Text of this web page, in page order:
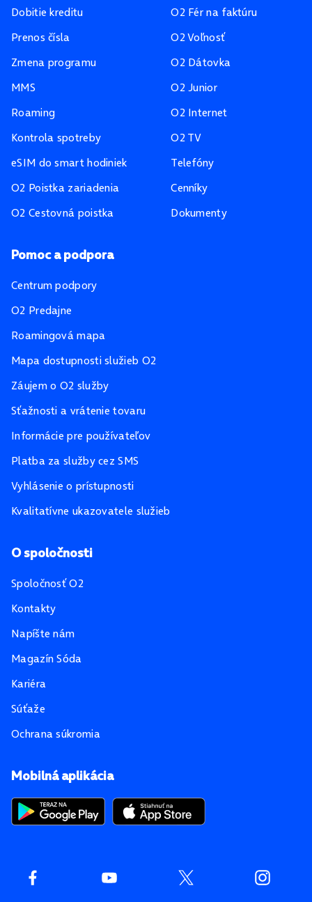
Mobilná aplikácia
Dobitie kreditu
Prenos čísla
Zmena programu
MMS
Roaming
Kontrola spotreby
eSIM do smart hodiniek
O2 Poistka zariadenia
O2 Cestovná poistka
O2 Fér na faktúru
O2 Voľnosť
O2 Dátovka
O2 Junior
O2 Internet
O2 TV
Telefóny
Cenníky
Dokumenty
Pomoc a podpora
Centrum podpory
O2 Predajne
Roamingová mapa
Mapa dostupnosti služieb O2
Záujem o O2 služby
Sťažnosti a vrátenie tovaru
Informácie pre používateľov
Platba za služby cez SMS
Vyhlásenie o prístupnosti
Kvalitatívne ukazovatele služieb
O spoločnosti
Spoločnosť O2
Kontakty
Napíšte nám
Magazín Sóda
Kariéra
Súťaže
Ochrana súkromia